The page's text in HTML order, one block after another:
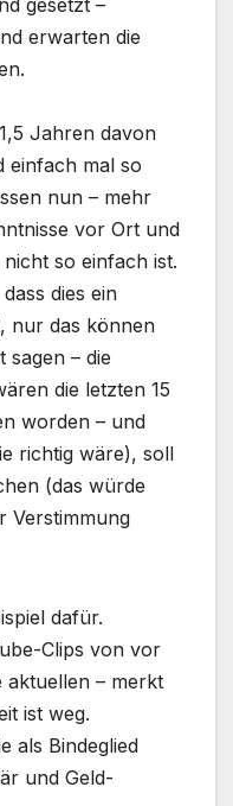
gesetzt –
erwarten die
Jahren davon
einfach mal so
nun – mehr
vor Ort und
so einfach ist.
dies ein
nur das können
sagen – die
die letzten 15
worden – und
richtig wäre), soll
(das würde
Verstimmung
dafür.
Clips von vor
aktuellen – merkt
ist weg.
als Bindeglied
und Geld-